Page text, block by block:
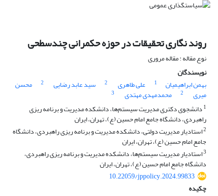
روند نگاری تحقیقات در حوزه حکمرانی چندسطحی
نوع مقاله : مقاله مروری
نویسندگان
بهمن ابراهیمیان
1 علی طاهری 2 سید عابد رضایی 2 محسن
میری 2 محمدمهدی مهتدی
3
1 دانشجوی دکتری مدیریت سیستم‌ها، دانشکده مدیریت و برنامه ریزی
راهبردی، دانشگاه جامع امام حسین (ع)، تهران، ایران
2استادیار مدیریت دولتی، دانشکده مدیریت و برنامه ریزی راهبردی، دانشگاه
جامع امام حسین (ع)، تهران، ایران
3استادیار مدیریت سیستم‌ها، دانشکده مدیریت و برنامه ریزی راهبردی،
دانشگاه جامع امام حسین (ع)، تهران، ایران
10.22059/jppolicy.2024.99833
چکیده